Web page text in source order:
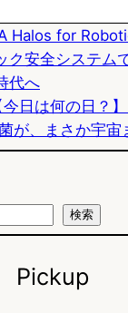
Halos for
ク安全システム
代へ
日は何の日？
が、まさか宇宙
検索
Pickup